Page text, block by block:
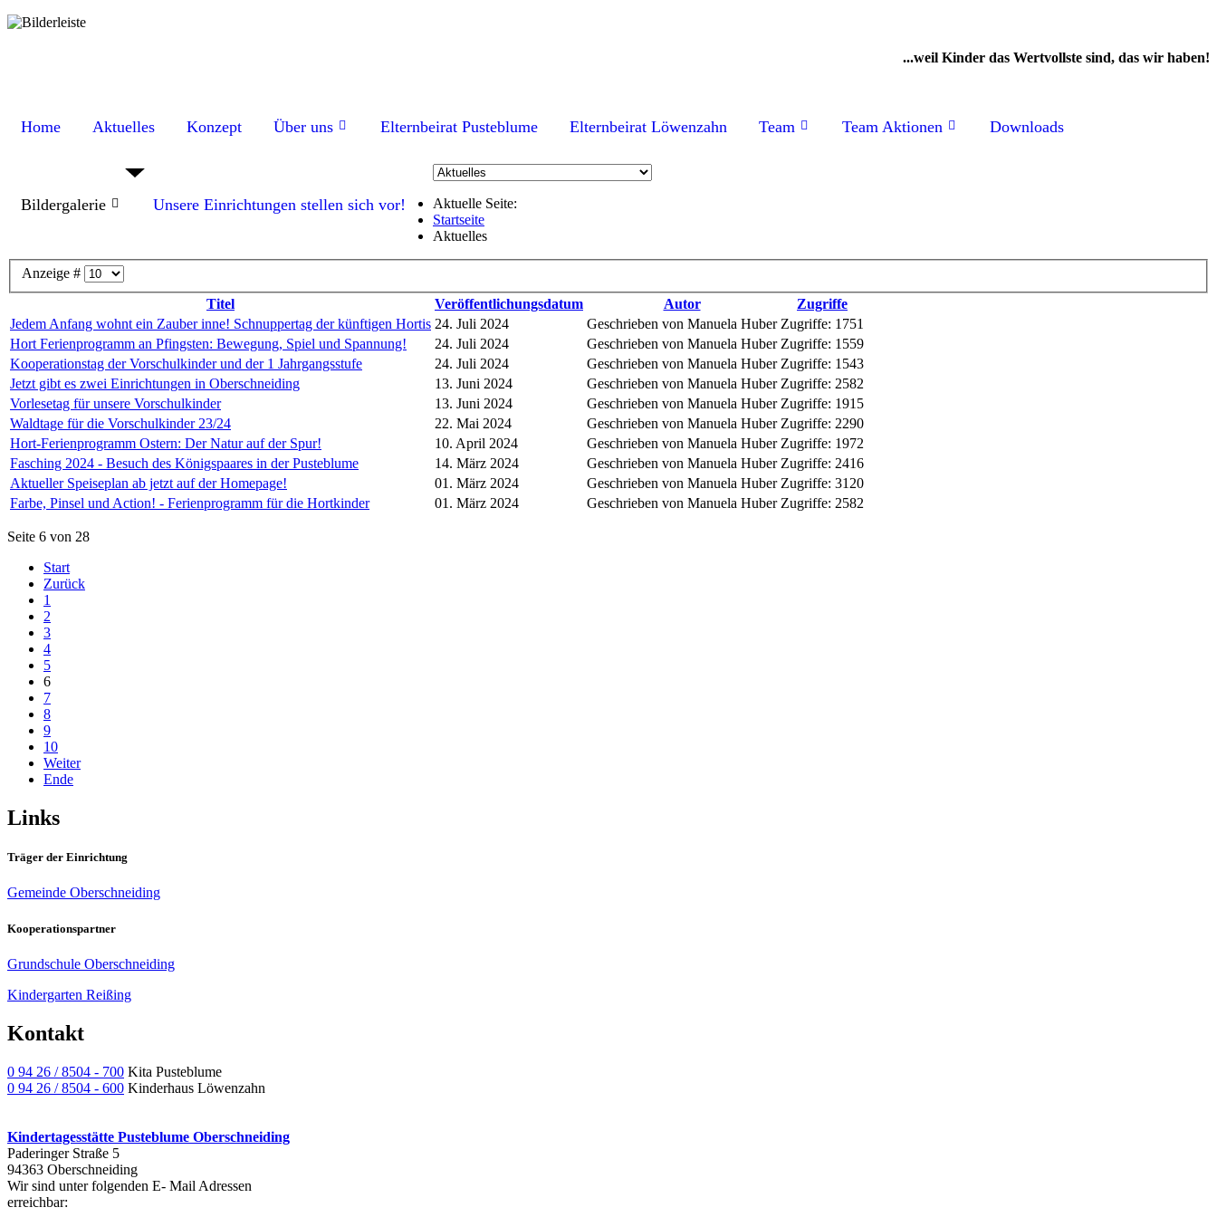
...weil Kinder das Wertvollste sind, das wir haben!
Home Aktuelles Konzept Über uns Elternbeirat Pusteblume Elternbeirat Löwenzahn Team Team Aktionen Downloads
Bildergalerie Unsere Einrichtungen stellen sich vor!
Aktuelle Seite:
Startseite
Aktuelles
Anzeige #
Titel
Veröffentlichungsdatum Autor
Zugriffe
Jedem Anfang wohnt ein Zauber inne! Schnuppertag der künftigen Hortis 24. Juli 2024 Geschrieben von Manuela Huber Zugriffe: 1751
Hort Ferienprogramm an Pfingsten: Bewegung, Spiel und Spannung!
24. Juli 2024 Geschrieben von Manuela Huber Zugriffe: 1559
Kooperationstag der Vorschulkinder und der 1 Jahrgangsstufe
24. Juli 2024 Geschrieben von Manuela Huber Zugriffe: 1543
Jetzt gibt es zwei Einrichtungen in Oberschneiding
13. Juni 2024 Geschrieben von Manuela Huber Zugriffe: 2582
Vorlesetag für unsere Vorschulkinder
13. Juni 2024 Geschrieben von Manuela Huber Zugriffe: 1915
Waldtage für die Vorschulkinder 23/24
22. Mai 2024 Geschrieben von Manuela Huber Zugriffe: 2290
Hort-Ferienprogramm Ostern: Der Natur auf der Spur!
10. April 2024 Geschrieben von Manuela Huber Zugriffe: 1972
Fasching 2024 - Besuch des Königspaares in der Pusteblume
14. März 2024 Geschrieben von Manuela Huber Zugriffe: 2416
Aktueller Speiseplan ab jetzt auf der Homepage!
01. März 2024 Geschrieben von Manuela Huber Zugriffe: 3120
Farbe, Pinsel und Action! - Ferienprogramm für die Hortkinder
01. März 2024 Geschrieben von Manuela Huber Zugriffe: 2582
Seite 6 von 28
Start
Zurück
1
2
3
4
5
6
7
8
9
10
Weiter
Ende
Links
Träger der Einrichtung
Gemeinde Oberschneiding
Kooperationspartner
Grundschule Oberschneiding
Kindergarten Reißing
Kontakt
0 94 26 / 8504 - 700 Kita Pusteblume
0 94 26 / 8504 - 600 Kinderhaus Löwenzahn
Kindertagesstätte Pusteblume Oberschneiding
Paderinger Straße 5
94363 Oberschneiding
Wir sind unter folgenden E- Mail Adressen
erreichbar: